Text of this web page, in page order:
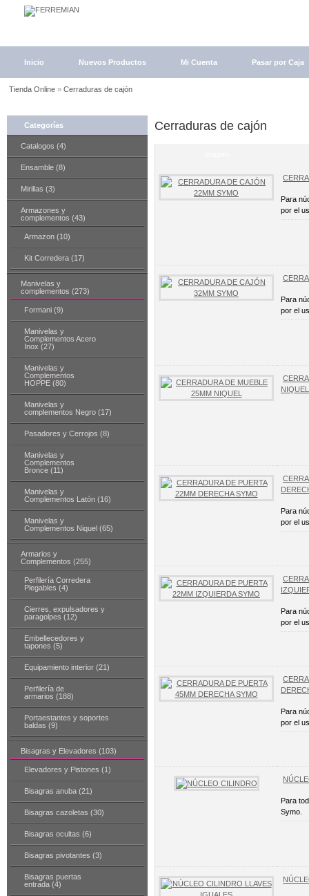
Inicio Nuevos Productos Mi Cuenta Pasar por Caja
Tienda Online» Cerraduras de cajón
Categorías
Catalogos (4)
Ensamble (8)
Mirillas (3)
Armazones y
complementos (43)
Armazon (10)
Kit Corredera (17)
Manivelas y
complementos (273)
Formani (9)
Manivelas y
Complementos Acero
Inox (27)
Manivelas y
Complementos
HOPPE (80)
Manivelas y
complementos Negro (17)
Pasadores y Cerrojos (8)
Manivelas y
Complementos
Bronce (11)
Manivelas y
Complementos Latón (16)
Manivelas y
Complementos Niquel (65)
Armarios y
Complementos (255)
Perfilería Corredera
Plegables (4)
Cierres, expulsadores y
paragolpes (12)
Embellecedores y
tapones (5)
Equipamiento interior (21)
Perfilería de
armarios (188)
Portaestantes y soportes
baldas (9)
Bisagras y Elevadores (103)
Elevadores y Pistones (1)
Bisagras anuba (21)
Bisagras cazoletas (30)
Bisagras ocultas (6)
Bisagras pivotantes (3)
Bisagras puertas
entrada (4)
Cerraduras de cajón
Para
por el
Para
por el
NIQUEL
Para
por el
Para
por el
Para
por el
Para
Symo.